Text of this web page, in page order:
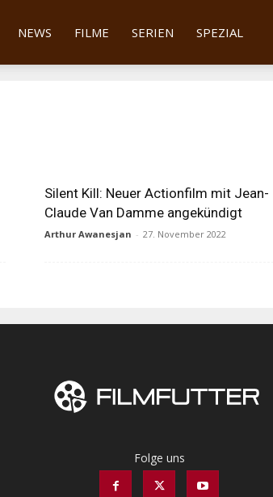
NEWS FILME SERIEN SPEZIAL
Silent Kill: Neuer Actionfilm mit Jean-
Claude Van Damme angekündigt
Arthur Awanesjan - 27. November 2022
Folge uns